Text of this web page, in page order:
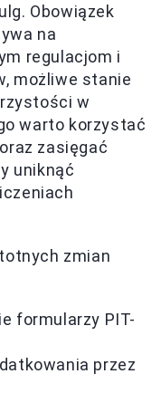
Obowiązek
na
regulacjom i
możliwe stanie
w
warto korzystać
zasięgać
uniknąć
zmian
formularzy PIT-
przez